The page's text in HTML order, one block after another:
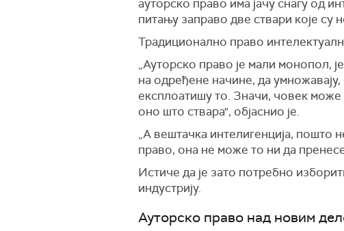
ауторско право има јачу снагу од
питању заправо две ствари које
Традиционално право
„Ауторско право је мали монопол,
на одређене начине, да
експлоатишу то. Значи, човек може
оно што ствара", објаснио је.
„А вештачка интелигенција, пошто
право, она не може то ни да
Истиче да је зато потребно
индустрију.
Ауторско право над новим